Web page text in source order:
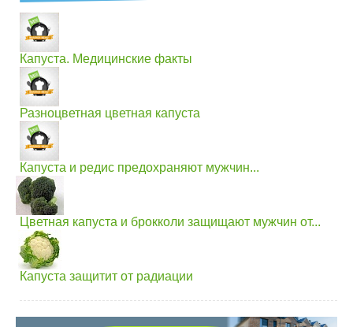
Капуста. Медицинские факты
Разноцветная цветная капуста
Капуста и редис предохраняют мужчин...
Цветная капуста и брокколи защищают мужчин от...
Капуста защитит от радиации